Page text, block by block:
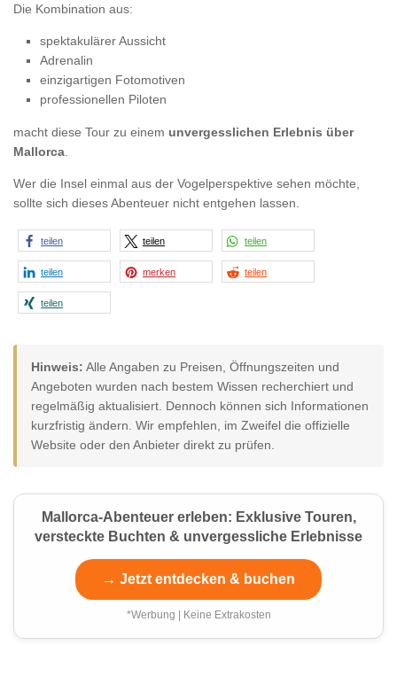
Die Kombination aus:
spektakulärer Aussicht
Adrenalin
einzigartigen Fotomotiven
professionellen Piloten
macht diese Tour zu einem unvergesslichen Erlebnis über
Mallorca
Wer die Insel einmal aus der Vogelperspektive sehen möchte,
sollte sich dieses Abenteuer nicht entgehen lassen.
teilen teilen teilen
teilen merken teilen
teilen
Hinweis: Alle Angaben zu Preisen, Öffnungszeiten und
Angeboten wurden nach bestem Wissen recherchiert und
regelmäßig aktualisiert. Dennoch können sich Informationen
kurzfristig ändern. Wir empfehlen, im Zweifel die offizielle
Website oder den Anbieter direkt zu prüfen.
Mallorca-Abenteuer erleben: Exklusive Touren,
versteckte Buchten & unvergessliche Erlebnisse
→ Jetzt entdecken & buchen
*Werbung | Keine Extrakosten